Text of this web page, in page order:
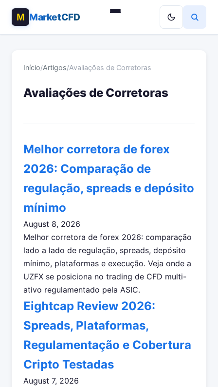
MarketCFD
Início/Artigos/Avaliações de Corretoras
Avaliações de Corretoras
Melhor corretora de forex
2026: Comparação de
regulação, spreads e depósito
mínimo
August 8, 2026
Melhor corretora de forex 2026: comparação
lado a lado de regulação, spreads, depósito
mínimo, plataformas e execução. Veja onde a
UZFX se posiciona no trading de CFD multi-
ativo regulamentado pela ASIC.
Eightcap Review 2026:
Spreads, Plataformas,
Regulamentação e Cobertura
Cripto Testadas
August 7, 2026